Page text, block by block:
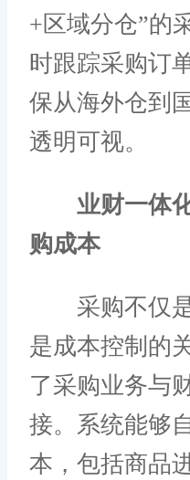
+区域分仓”的
时跟踪采购订
保从海外仓到
透明可视。
业财一体
购成本
采购不仅是
是成本控制的
了采购业务与
接。系统能够
本，包括商品